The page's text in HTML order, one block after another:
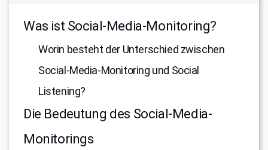
Was ist Social-Media-Monitoring?
Worin besteht der Unterschied zwischen
Social-Media-Monitoring und Social
Listening?
Die Bedeutung des Social-Media-
Monitorings